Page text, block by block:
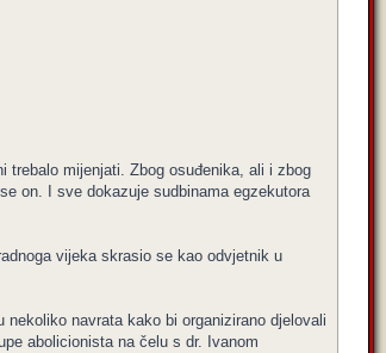
trebalo mijenjati. Zbog osuđenika, ali i zbog
on. I sve dokazuje sudbinama egzekutora
vijeka skrasio se kao odvjetnik u
navrata kako bi organizirano djelovali
abolicionista na čelu s dr. Ivanom